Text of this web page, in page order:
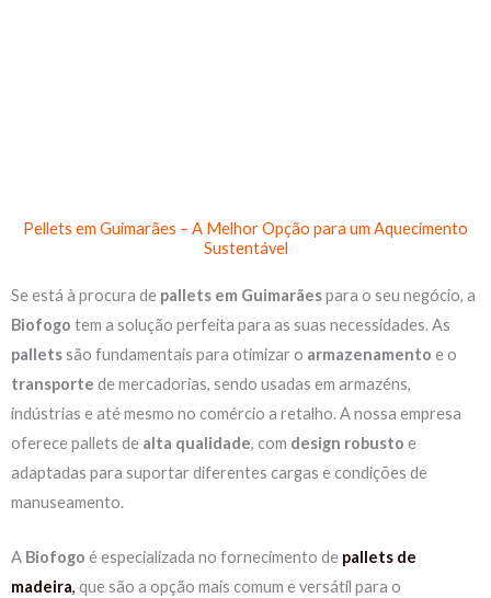
Pellets em Guimarães – A Melhor Opção para um Aquecimento
Sustentável
Se está à procura de pallets em Guimarãespara o seu negócio, a
Biofogo tem a solução perfeita para as suas necessidades. As
palletssão fundamentais para otimizar o armazenamento e o
transporte de mercadorias, sendo usadas em armazéns,
indústrias e até mesmo no comércio a retalho. A nossa empresa
oferece pallets de alta qualidade, com design robusto e
adaptadas para suportar diferentes cargas e condições de
manuseamento.
A Biofogo é especializada no fornecimento de pallets de
madeira, que são a opção mais comum e versátil para o